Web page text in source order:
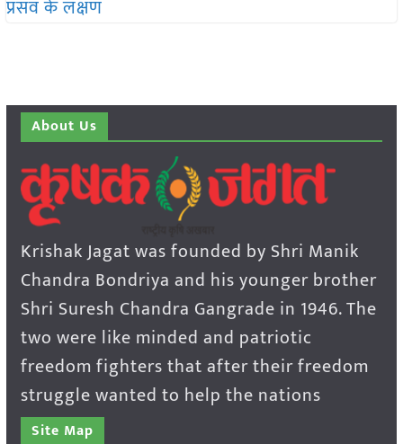
About Us
Krishak Jagat was founded by Shri Manik
Chandra Bondriya and his younger brother
Shri Suresh Chandra Gangrade in 1946. The
two were like minded and patriotic
freedom fighters that after their freedom
struggle wanted to help the nations
Site Map